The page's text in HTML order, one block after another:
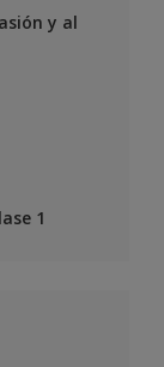
y al
1